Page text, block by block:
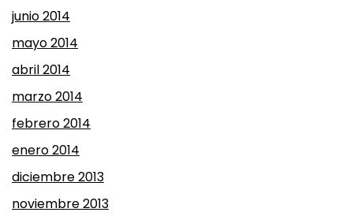
junio 2014
mayo 2014
abril 2014
marzo 2014
febrero 2014
enero 2014
diciembre 2013
noviembre 2013